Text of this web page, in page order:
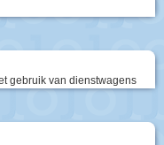
gebruik van dienstwagens